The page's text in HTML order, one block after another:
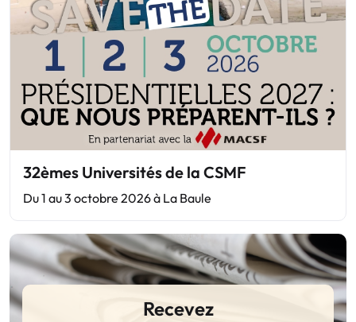
32èmes Universités de la CSMF
Du 1 au 3 octobre 2026 à La Baule
Recevez